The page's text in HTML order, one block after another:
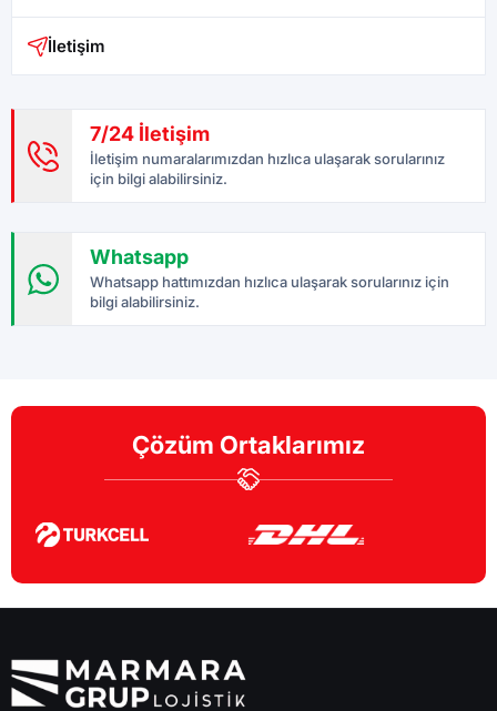
İletişim
7/24 İletişim
İletişim numaralarımızdan hızlıca ulaşarak sorularınız
için bilgi alabilirsiniz.
Whatsapp
Whatsapp hattımızdan hızlıca ulaşarak sorularınız için
bilgi alabilirsiniz.
Çözüm Ortaklarımız